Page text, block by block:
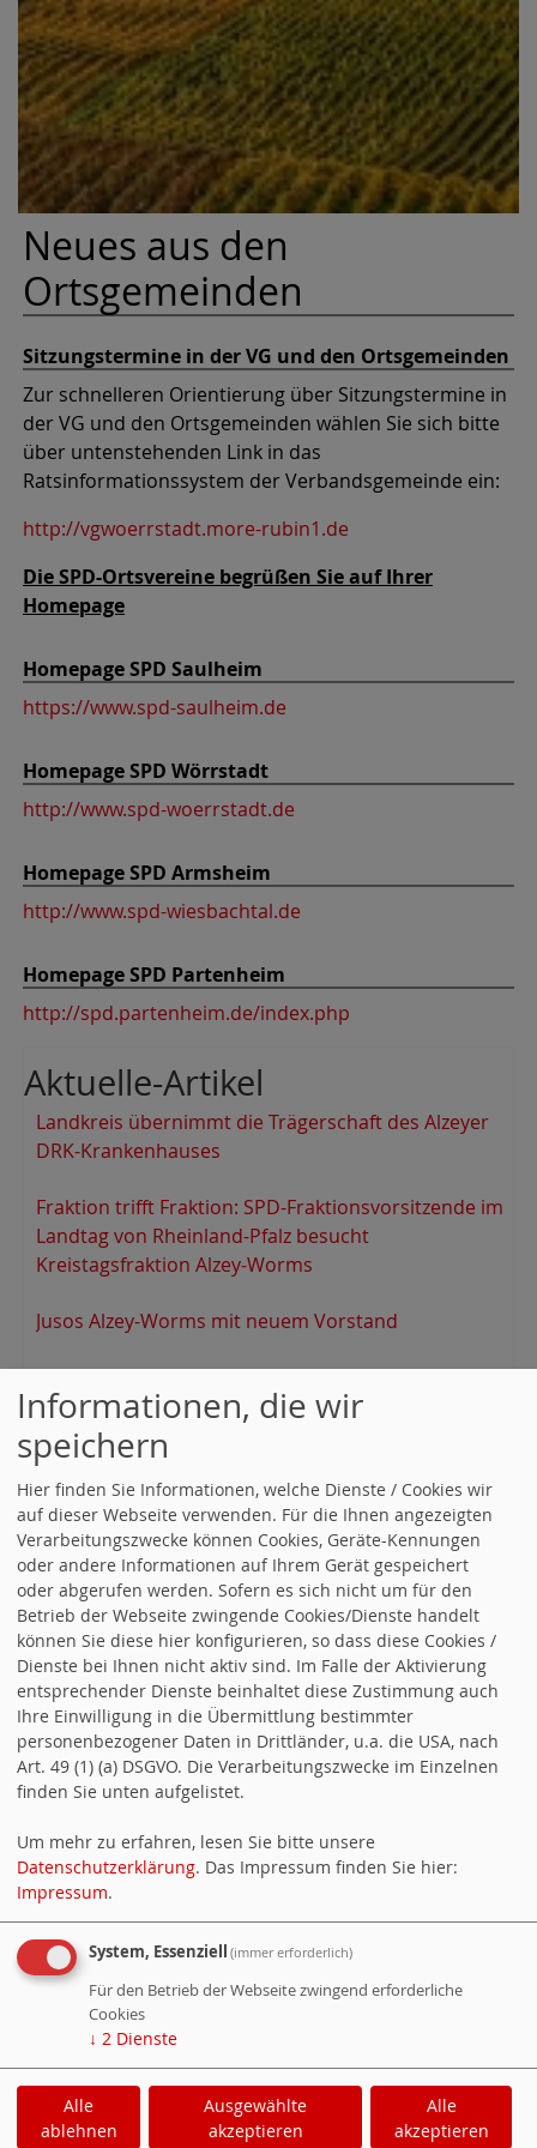
Neues aus den
Ortsgemeinden
Sitzungstermine in der VG und den Ortsgemeinden
Zur schnelleren Orientierung über Sitzungstermine in
der VG und den Ortsgemeinden wählen Sie sich bitte
über untenstehenden Link in das
Ratsinformationssystem der Verbandsgemeinde ein:
http://vgwoerrstadt.more-rubin1.de
Die SPD-Ortsvereine begrüßen Sie auf Ihrer
Homepage
Homepage SPD Saulheim
https://www.spd-saulheim.de
Homepage SPD Wörrstadt
http://www.spd-woerrstadt.de
Homepage SPD Armsheim
http://www.spd-wiesbachtal.de
Homepage SPD Partenheim
http://spd.partenheim.de/index.php
Aktuelle-Artikel
Landkreis übernimmt die Trägerschaft des Alzeyer
DRK-Krankenhauses
Fraktion trifft Fraktion: SPD-Fraktionsvorsitzende im
Landtag von Rheinland-Pfalz besucht
Kreistagsfraktion Alzey-Worms
Jusos Alzey-Worms mit neuem Vorstand
Die SPD in der VG Wöllstein hat einen neuen
Vorstand
Vorstandswahlen bei der SPD Armsheim
Arbeitsgemeinschaft für Arbeitnehmerfragen mit
neuem Vorstand
SPD Alzey-Worms gratuliert: Patricia Seelig zur
Stellvertretenden Juso-Bundesvorsitzenden gewählt
SPD Armsheim setzt sich für Fortschreibung des
Verkehrs- und Parkkonzepts ein und fordert einen
"Arbeitskreis Verkehr"
SPD Armsheim gestaltet Bouleplatz neu
Ausrufezeichen für die Zukunft
Counter
Besucher:
371101
Wetter-Online
Informationen, die wir
speichern
Hier finden Sie Informationen, welche Dienste / Cookies wir
auf dieser Webseite verwenden. Für die Ihnen angezeigten
Verarbeitungszwecke können Cookies, Geräte-Kennungen
oder andere Informationen auf Ihrem Gerät gespeichert
oder abgerufen werden. Sofern es sich nicht um für den
Betrieb der Webseite zwingende Cookies/Dienste handelt
können Sie diese hier konfigurieren, so dass diese Cookies /
Dienste bei Ihnen nicht aktiv sind. Im Falle der Aktivierung
entsprechender Dienste beinhaltet diese Zustimmung auch
Ihre Einwilligung in die Übermittlung bestimmter
personenbezogener Daten in Drittländer, u.a. die USA, nach
Art. 49 (1) (a) DSGVO. Die Verarbeitungszwecke im Einzelnen
finden Sie unten aufgelistet.
Um mehr zu erfahren, lesen Sie bitte unsere
Datenschutzerklärung. Das Impressum finden Sie hier:
Impressum.
System, Essenziell (immer erforderlich)
Für den Betrieb der Webseite zwingend erforderliche
Cookies
↓ 2 Dienste
Alle
ablehnen
Ausgewählte
akzeptieren
Alle
akzeptieren